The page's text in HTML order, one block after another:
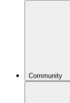
Community